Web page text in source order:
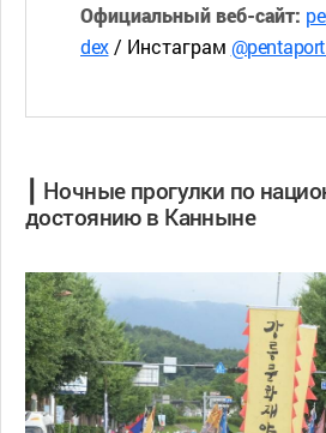
Официальный веб-сайт:
dex/ Инстаграм
┃ Ночные прогулки по
достоянию в Канныне